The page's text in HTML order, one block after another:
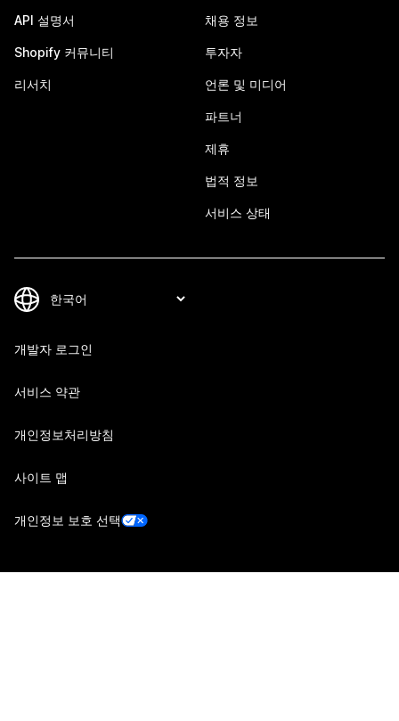
API 설명서
Shopify 커뮤니티
리서치
채용 정보
투자자
언론 및 미디어
파트너
제휴
법적 정보
서비스 상태
개발자 로그인
서비스 약관
개인정보처리방침
사이트 맵
개인정보 보호 선택